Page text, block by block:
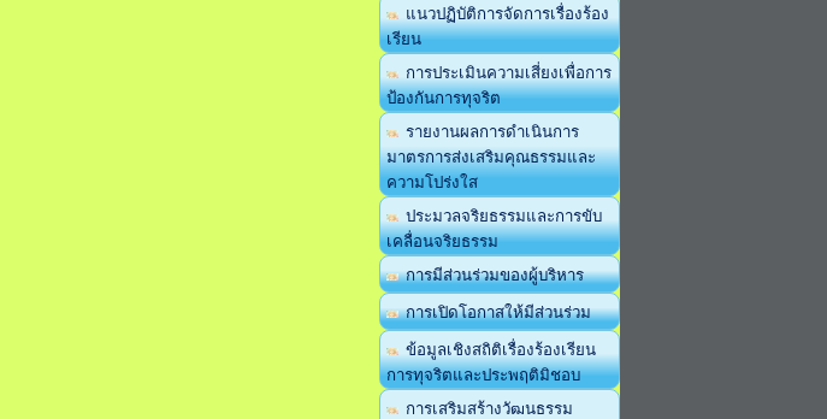
แนวปฏิบัติการจัดการเรื่องร้อง
เรียน
การประเมินความเสี่ยงเพื่อการ
ป้องกันการทุจริต
รายงานผลการดำเนินการ
มาตรการส่งเสริมคุณธรรมและ
ความโปร่งใส
ประมวลจริยธรรมและการขับ
เคลื่อนจริยธรรม
การมีส่วนร่วมของผู้บริหาร
การเปิดโอกาสให้มีส่วนร่วม
ข้อมูลเชิงสถิติเรื่องร้องเรียน
การทุจริตและประพฤติมิชอบ
การเสริมสร้างวัฒนธรรม